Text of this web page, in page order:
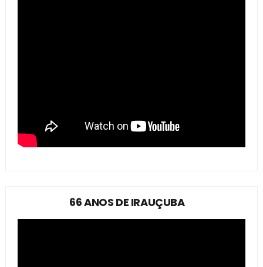
66 ANOS DE IRAUÇUBA